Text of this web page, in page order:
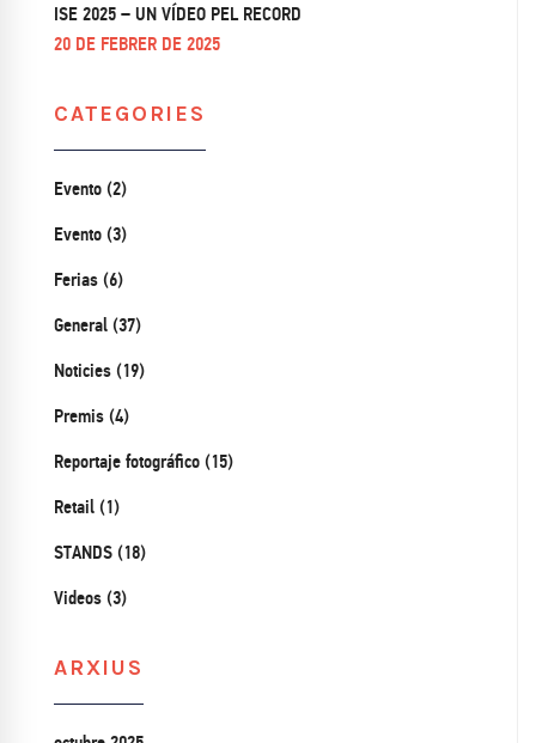
ISE 2025 – UN VÍDEO PEL RECORD
20 DE FEBRER DE 2025
CATEGORIES
Evento (2)
Evento (3)
Ferias (6)
General (37)
Noticies (19)
Premis (4)
Reportaje fotográfico (15)
Retail (1)
STANDS (18)
Videos (3)
ARXIUS